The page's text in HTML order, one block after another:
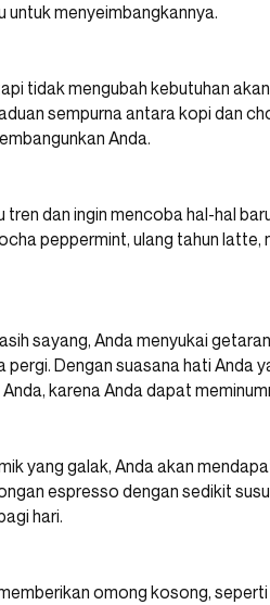
untuk menyeimbangkannya.
tidak mengubah kebutuhan
sempurna antara kopi dan
Anda.
dan ingin mencoba hal-hal
peppermint, ulang tahun latte,
sayang, Anda menyukai
Dengan suasana hati Anda
karena Anda dapat
yang galak, Anda akan
espresso dengan sedikit
hari.
omong kosong,